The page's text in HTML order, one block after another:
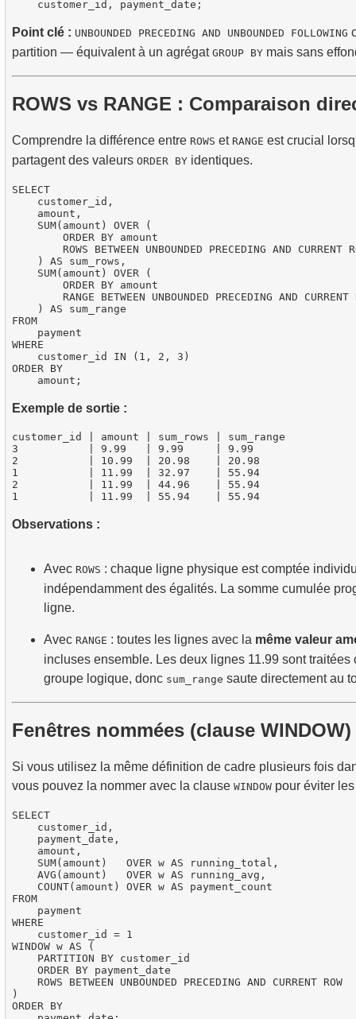
Point clé : UNBOUNDED PRECEDING AND UNBOUNDED FOLLOWING
partition — équivalent à un agrégat GROUP BY mais sans
ROWS vs RANGE : Comparaison
Comprendre la différence entre ROWS et RANGE est crucial
partagent des valeurs ORDER BY identiques.
SELECT
    customer_id,
    amount,
    SUM(amount) OVER (
        ORDER BY amount
ROWS BETWEEN UNBOUNDED PRECEDING AND CURRENT
    ) AS sum_rows,
    SUM(amount) OVER (
        ORDER BY amount
RANGE BETWEEN UNBOUNDED PRECEDING AND CURRENT
    ) AS sum_range
FROM
    payment
WHERE
    customer_id IN (1, 2, 3)
ORDER BY
Exemple de sortie :
customer_id | amount | sum_rows | sum_range
3           | 9.99   | 9.99     | 9.99
2           | 10.99  | 20.98    | 20.98
1           | 11.99  | 32.97    | 55.94
2           | 11.99  | 44.96    | 55.94
Observations :
Avec ROWS : chaque ligne physique est comptée
indépendamment des égalités. La somme cumulée
ligne.
Avec RANGE : toutes les lignes avec la même valeur
incluses ensemble. Les deux lignes 11.99 sont traitées
groupe logique, donc sum_range saute directement au
Fenêtres nommées (clause WINDOW)
Si vous utilisez la même définition de cadre plusieurs fois
vous pouvez la nommer avec la clause WINDOW pour éviter
SELECT
    customer_id,
    payment_date,
    amount,
    SUM(amount)   OVER w AS running_total,
    AVG(amount)   OVER w AS running_avg,
    COUNT(amount) OVER w AS payment_count
FROM
    payment
WHERE
    customer_id = 1
WINDOW w AS (
    PARTITION BY customer_id
    ORDER BY payment_date
    ROWS BETWEEN UNBOUNDED PRECEDING AND CURRENT ROW
)
ORDER BY